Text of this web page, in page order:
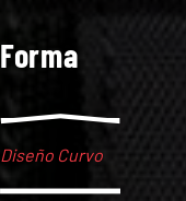
Forma
Diseño Curvo